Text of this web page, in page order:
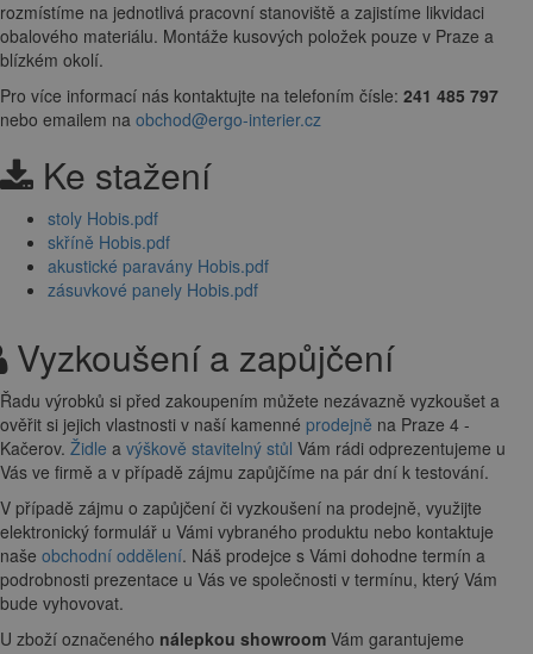
rozmístíme na jednotlivá pracovní stanoviště a zajistíme likvidaci
obalového materiálu. Montáže kusových položek pouze v Praze a
blízkém okolí.
Pro více informací nás kontaktujte na telefoním čísle: 241 485 797
nebo emailem na obchod@ergo-interier.cz
Ke stažení
stoly Hobis.pdf
skříně Hobis.pdf
akustické paravány Hobis.pdf
zásuvkové panely Hobis.pdf
Vyzkoušení a zapůjčení
Řadu výrobků si před zakoupením můžete nezávazně vyzkoušet a
ověřit si jejich vlastnosti v naší kamenné prodejně na Praze 4 -
Kačerov. Židle a výškově stavitelný stůl Vám rádi odprezentujeme u
Vás ve firmě a v případě zájmu zapůjčíme na pár dní k testování.
V případě zájmu o zapůjčení či vyzkoušení na prodejně, využijte
elektronický formulář u Vámi vybraného produktu nebo kontaktuje
naše obchodní oddělení. Náš prodejce s Vámi dohodne termín a
podrobnosti prezentace u Vás ve společnosti v termínu, který Vám
bude vyhovovat.
U zboží označeného nálepkou showroom Vám garantujeme